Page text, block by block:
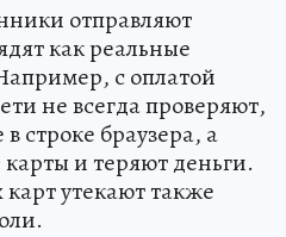
отправляют
как реальные
с оплатой
не всегда проверяют,
строке браузера, а
и теряют деньги.
утекают также